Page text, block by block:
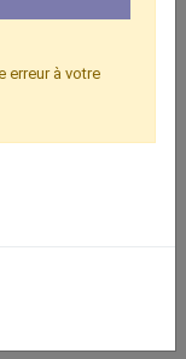
erreur à votre